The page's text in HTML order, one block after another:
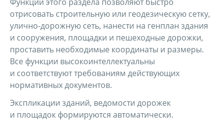
отрисовать строительную или геодезическую сетку,
улично-дорожную сеть, нанести на генплан здания
и сооружения, площадки и пешеходные дорожки,
проставить необходимые координаты и размеры.
Все функции высокоинтеллектуальны
и соответствуют требованиям действующих
нормативных документов.
Экспликации зданий, ведомости дорожек
и площадок формируются автоматически.